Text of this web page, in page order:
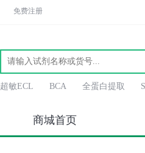
免费注册
超敏ECL BCA 全蛋白提取
商城首页